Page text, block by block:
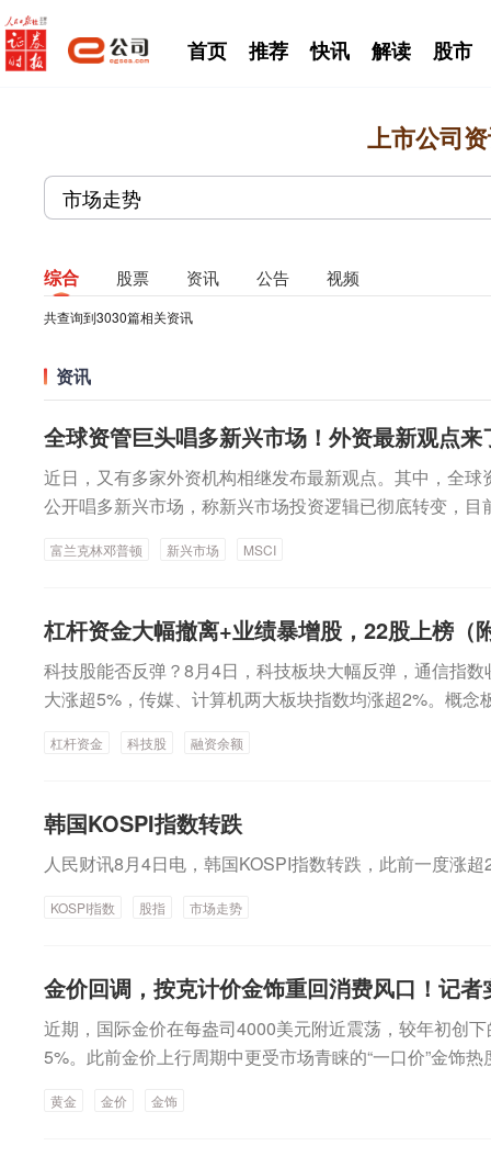
首页 推荐 快讯 解读 股市
上市公司
综合 股票 资讯 公告 视频
共查询到3030篇相关资讯
资讯
全球资管巨头唱多新兴市场！外资最新观点来
近日，又有多家外资机构相继发布最新观点。其中，全球
公开唱多新兴市场，称新兴市场投资逻辑已彻底转变，目
富兰克林邓普顿最新研报指出，新兴市场已转向全球经
大幅收缩，科技、消费、医疗等高附加值新经济赛道成为
印度等新兴经济体已掌握电动车、AI芯片、医药软件等
时新兴市场盈利增速大幅领先发达市场，估值却存在显著
治理改革，企业分红与股票回购力度提升，叠加区域持
期增长动能充足。市场风险也出现结构性下行，新兴市
场，该板块在全球指数中权重达12%，但全球资产实际配
资本开支下滑、美元强势、盈利不及预期等因素会带来下
的估值能够形成安全垫，相比缺乏估值缓冲的发达市场
理总规模接近1.79万亿美元，公司覆盖股票、固收、多元
对冲基金等赛道，其中邓普顿团队是全球新兴市场价值投
究数十年。外资机构关注AI赛道MSCI首席研究官阿什利·
工智能（AI）发展的驱动，AI现已主导几乎所有投资主
富兰克林邓普顿 新兴市场 MSCI
杠杆资金大幅撤离+业绩暴增股，22股上榜（
科技股能否反弹？8月4日，科技板块大幅反弹，通信指
大涨超5%，传媒、计算机两大板块指数均涨超2%。概念
重因素共振驱动：首先，外围市场回暖营造了良好的外
整体情绪修复；最后，科技股前期经历深度调整，超跌反
易拥挤度下降及融资余额显著回落，技术性回补预期增
下降从近期两融数据不难看出，杠杆资金明显从科技相关
据宝统计，截至8月3日，电子行业融资余额较6月底大幅
比较来看，当前电子行业融资余额低于5月底水平，略高
性预期波动，促使融资盘集中获利了结或止损离场。国盛
速流入大致开始于4月份，流入节奏的峰值大致出现在5
速阶段中。截至7月30日收盘，本轮融资盘正在接近理论
杠杆资金 科技股 融资余额
韩国KOSPI指数转跌
人民财讯8月4日电，韩国KOSPI指数转跌，此前一度涨超
KOSPI指数 股指 市场走势
金价回调，按克计价金饰重回消费风口！记
近期，国际金价在每盎司4000美元附近震荡，较年初创
5%。此前金价上行周期中更受市场青睐的“一口价”金饰
内最大的黄金珠宝集散地，近期这里迎来不少外地游客
黄金 金价 金饰